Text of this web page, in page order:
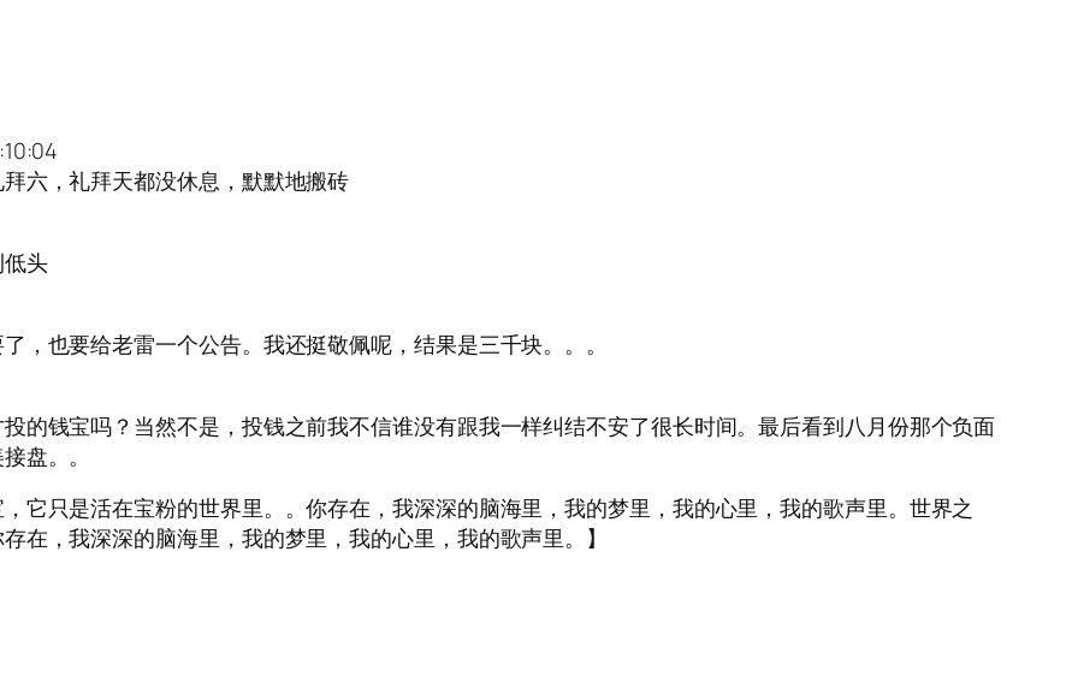
六，礼拜天都没休息，默默地搬砖
头
，也要给老雷一个公告。我还挺敬佩呢，结果是三千块。。。
的钱宝吗？当然不是，投钱之前我不信谁没有跟我一样纠结不安了很长时间。最后看到八月份那个负面
盘。。
它只是活在宝粉的世界里。。你存在，我深深的脑海里，我的梦里，我的心里，我的歌声里。世界之
在，我深深的脑海里，我的梦里，我的心里，我的歌声里。】